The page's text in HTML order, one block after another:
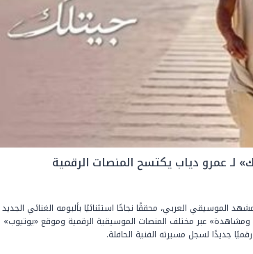
الموسيقي العربي، محققًا نجاحًا استثنائيًا بألبومه الغنائي الجديد
الـ «43 مليون استماع ومشاهدة» عبر مختلف المنصات الموسيقية الرقمية وموقع «يوتيوب»
جديدًا لسجل مسيرته الفنية الحافلة.